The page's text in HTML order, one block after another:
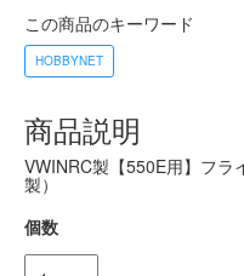
この商品のキーワード
HOBBYNET
商品説明
VWINRC製【550E用】フラ
製）
個数